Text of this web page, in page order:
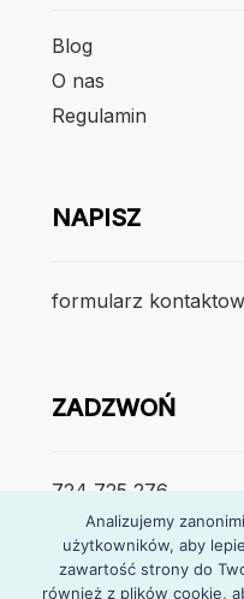
Blog
O nas
Regulamin
NAPISZ
formularz
ZADZWOŃ
724 725 276
poniedzialek – piątek
7:30 – 15:30
Analizujemy
użytkowników, aby
zawartość strony do
również z plików cookie,